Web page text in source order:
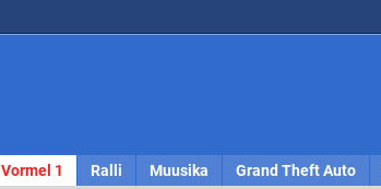
Vormel 1 Ralli Muusika Grand Theft Auto